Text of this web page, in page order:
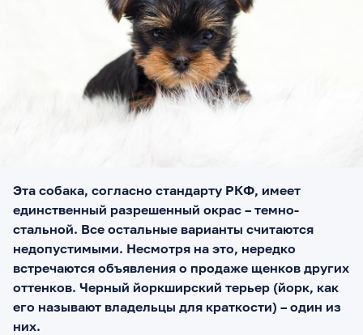
Эта собака, согласно стандарту РКФ, имеет
единственный разрешенный окрас – темно-
стальной. Все остальные варианты считаются
недопустимыми. Несмотря на это, нередко
встречаются объявления о продаже щенков других
оттенков. Черный йоркширский терьер (йорк, как
его называют владельцы для краткости) – один из
них.